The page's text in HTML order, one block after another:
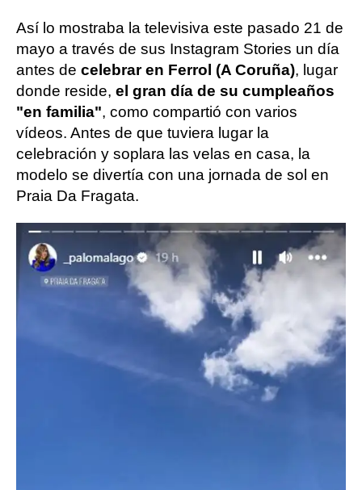
Así lo mostraba la televisiva este pasado 21 de
mayo a través de sus Instagram Stories un día
antes de celebrar en Ferrol (A Coruña), lugar
donde reside, el gran día de su cumpleaños
"en familia", como compartió con varios
vídeos. Antes de que tuviera lugar la
celebración y soplara las velas en casa, la
modelo se divertía con una jornada de sol en
Praia Da Fragata.